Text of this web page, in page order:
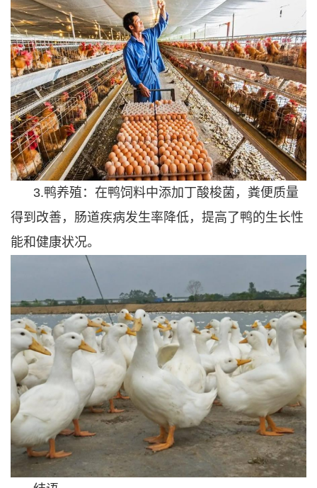
3.鸭养殖：在鸭饲料中添加丁酸梭菌，粪便质量
得到改善，肠道疾病发生率降低，提高了鸭的生长性
能和健康状况。